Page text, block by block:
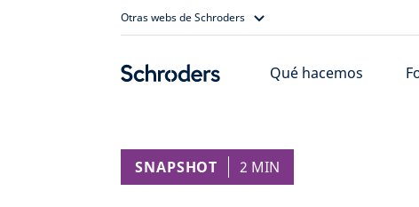
Otras webs de Schroders
Qué hacemos
SNAPSHOT 2 MIN